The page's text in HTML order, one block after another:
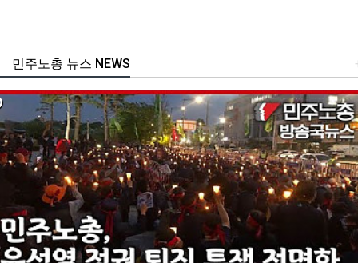
주노총 뉴스 NEWS